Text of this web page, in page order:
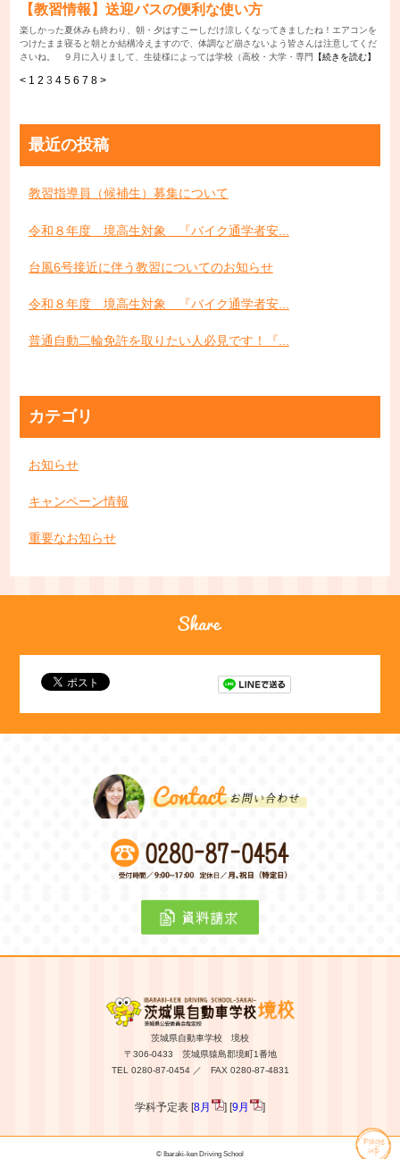
【教習情報】送迎バスの便利な使い方
楽しかった夏休みも終わり、朝・夕はすこーしだけ涼しくなってきましたね！エアコンを
つけたまま寝ると朝とか結構冷えますので、体調など崩さないよう皆さんは注意してくだ
さいね。 ９月に入りまして、生徒様によっては学校（高校・大学・専門 【続きを読む】
< 1 2 3 4 5 6 7 8 >
最近の投稿
教習指導員（候補生）募集について
令和８年度 境高生対象 『バイク通学者安...
台風6号接近に伴う教習についてのお知らせ
令和８年度 境高生対象 『バイク通学者安...
普通自動二輪免許を取りたい人必見です！『...
カテゴリ
お知らせ
キャンペーン情報
重要なお知らせ
茨城県自動車学校 境校
〒306-0433 茨城県猿島郡境町1番地
TEL 0280-87-0454 ／ FAX 0280-87-4831
学科予定表 [8月 ] [9月 ]
© Ibaraki-ken Driving School